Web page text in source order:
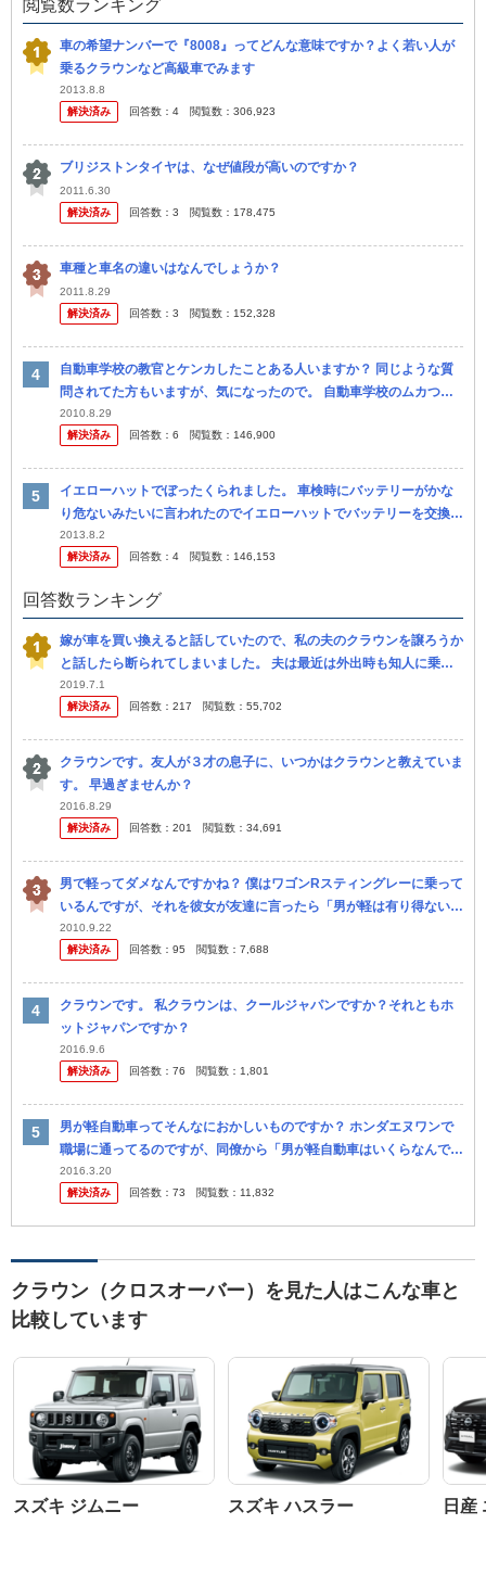
閲覧数ランキング
車の希望ナンバーで『8008』ってどんな意味ですか？よく若い人が
乗るクラウンなど高級車でみます
2013.8.8
解決済み
回答数： 4 閲覧数： 306,923
ブリジストンタイヤは、なぜ値段が高いのですか？
2011.6.30
解決済み
回答数： 3 閲覧数： 178,475
車種と車名の違いはなんでしょうか？
2011.8.29
解決済み
回答数： 3 閲覧数： 152,328
自動車学校の教官とケンカしたことある人いますか？ 同じような質
問されてた方もいますが、気になったので。 自動車学校のムカつく
教官とケンカした奴いますか？ やる気がない教官、なおしてやろう
とす...
2010.8.29
解決済み
回答数： 6 閲覧数： 146,900
イエローハットでぼったくられました。 車検時にバッテリーがかな
り危ないみたいに言われたのでイエローハットでバッテリーを交換し
に行きました。 私は一番安い９千円のバッテリーを選び ました。工
賃...
2013.8.2
解決済み
回答数： 4 閲覧数： 146,153
回答数ランキング
嫁が車を買い換えると話していたので、私の夫のクラウンを譲ろうか
と話したら断られてしまいました。 夫は最近は外出時も知人に乗せ
てもらう事が多いですし、嫁も買い出しで週に2回程度しか乗らない
ので、 ...
2019.7.1
解決済み
回答数： 217 閲覧数： 55,702
クラウンです。友人が３才の息子に、いつかはクラウンと教えていま
す。 早過ぎませんか？
2016.8.29
解決済み
回答数： 201 閲覧数： 34,691
男で軽ってダメなんですかね？ 僕はワゴンRスティングレーに乗って
いるんですが、それを彼女が友達に言ったら「男が軽は有り得ない」
と言われたらしいです。 それを聞いてなんとなく腹がたちました。
やっぱ...
2010.9.22
解決済み
回答数： 95 閲覧数： 7,688
クラウンです。 私クラウンは、クールジャパンですか？それともホ
ットジャパンですか？
2016.9.6
解決済み
回答数： 76 閲覧数： 1,801
男が軽自動車ってそんなにおかしいものですか？ ホンダエヌワンで
職場に通ってるのですが、同僚から「男が軽自動車はいくらなんでも
おかしいよ。クラウンみたいな高級車じゃなくても良いからせ めて3
ナンバ...
2016.3.20
解決済み
回答数： 73 閲覧数： 11,832
クラウン（クロスオーバー）を見た人はこんな車と
比較しています
スズキ ジムニー スズキ ハスラー 日産